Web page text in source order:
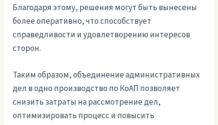
Благодаря этому, решения могут быть вынесены
более оперативно, что способствует
справедливости и удовлетворению интересов
сторон.
Таким образом, объединение административных
дел в одно производство по КоАП позволяет
снизить затраты на рассмотрение дел,
оптимизировать процесс и повысить